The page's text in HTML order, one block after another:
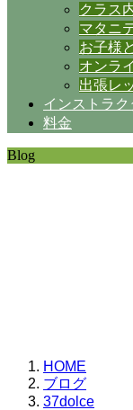
クラス
マタニ
お子様
オンラ
出張レ
インストラク
料金
Blog
HOME
ブログ
37dolce